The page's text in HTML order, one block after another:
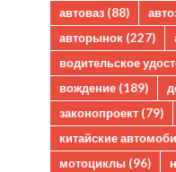
автоваз (88)
авторынок (227)
водительское
вождение (189)
законопроект (79)
китайские
мотоциклы (96)